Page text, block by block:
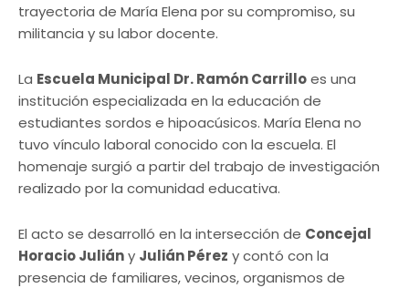
trayectoria de María Elena por su compromiso, su
militancia y su labor docente.
La Escuela Municipal Dr. Ramón Carrilloes una
institución especializada en la educación de
estudiantes sordos e hipoacúsicos. María Elena no
tuvo vínculo laboral conocido con la escuela. El
homenaje surgió a partir del trabajo de investigación
realizado por la comunidad educativa.
El acto se desarrolló en la intersección de Concejal
Horacio Juliány Julián Pérez y contó con la
presencia de familiares, vecinos, organismos de